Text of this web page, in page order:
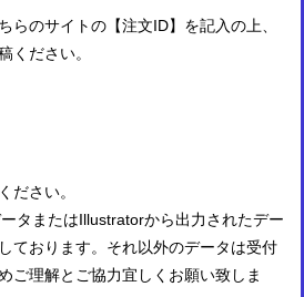
らのサイトの【注文ID】を記入の上、
ください。
ださい。
タまたはIllustratorから出力されたデー
ております。それ以外のデータは受付
ご理解とご協力宜しくお願い致しま